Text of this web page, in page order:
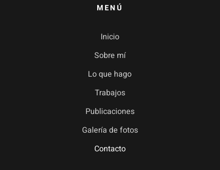
MENÚ
Inicio
Sobre mí
Lo que hago
Trabajos
Publicaciones
Galería de fotos
Contacto